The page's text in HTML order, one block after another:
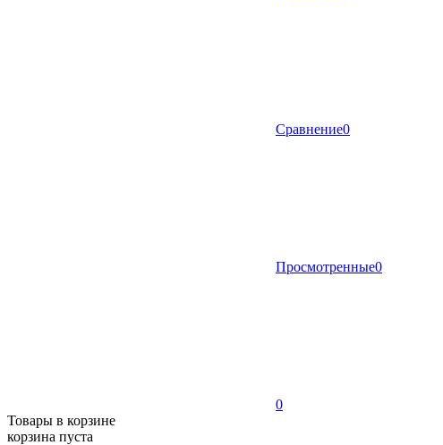
Сравнение0
Просмотренные0
0
Товары в корзине
корзина пуста